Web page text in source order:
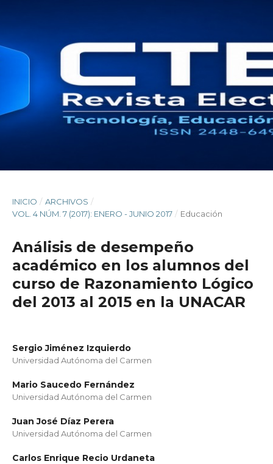
INICIO / ARCHIVOS /
VOL. 4 NÚM. 7 (2017): ENERO - JUNIO 2017 / Educación
Análisis de desempeño
académico en los alumnos del
curso de Razonamiento Lógico
del 2013 al 2015 en la UNACAR
Sergio Jiménez Izquierdo
Universidad Autónoma del Carmen
Mario Saucedo Fernández
Universidad Autónoma del Carmen
Juan José Díaz Perera
Universidad Autónoma del Carmen
Carlos Enrique Recio Urdaneta